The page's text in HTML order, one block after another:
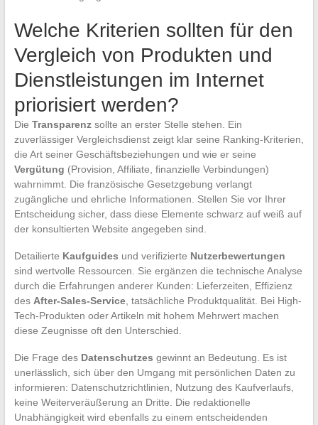
Welche Kriterien sollten für den
Vergleich von Produkten und
Dienstleistungen im Internet
priorisiert werden?
Die Transparenzsollte an erster Stelle stehen. Ein
zuverlässiger Vergleichsdienst zeigt klar seine Ranking-Kriterien,
die Art seiner Geschäftsbeziehungen und wie er seine
Vergütung (Provision, Affiliate, finanzielle Verbindungen)
wahrnimmt. Die französische Gesetzgebung verlangt
zugängliche und ehrliche Informationen. Stellen Sie vor Ihrer
Entscheidung sicher, dass diese Elemente schwarz auf weiß auf
der konsultierten Website angegeben sind.
Detailierte Kaufguides und verifizierte Nutzerbewertungen
sind wertvolle Ressourcen. Sie ergänzen die technische Analyse
durch die Erfahrungen anderer Kunden: Lieferzeiten, Effizienz
des After-Sales-Service, tatsächliche Produktqualität. Bei High-
Tech-Produkten oder Artikeln mit hohem Mehrwert machen
diese Zeugnisse oft den Unterschied.
Die Frage des Datenschutzes gewinnt an Bedeutung. Es ist
unerlässlich, sich über den Umgang mit persönlichen Daten zu
informieren: Datenschutzrichtlinien, Nutzung des Kaufverlaufs,
keine Weiterveräußerung an Dritte. Die redaktionelle
Unabhängigkeit wird ebenfalls zu einem entscheidenden